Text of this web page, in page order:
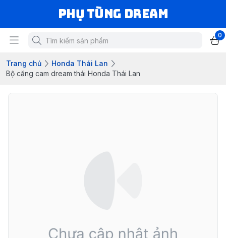
Phụ Tùng Dream
0
Trang chủ
Honda Thái Lan
Bộ căng cam dream thái Honda Thái Lan